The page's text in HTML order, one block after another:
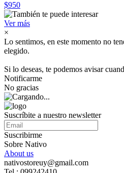
$950
Ver más
×
Lo sentimos, en este momento no
elegido.
Si lo deseas, te podemos avisar
Notificarme
No gracias
Suscríbite a nuestro newsletter
Suscribirme
Sobre Nativo
About us
nativostoreuy@gmail.com